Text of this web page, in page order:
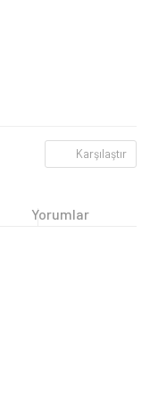
Karşılaştır
Yorumlar